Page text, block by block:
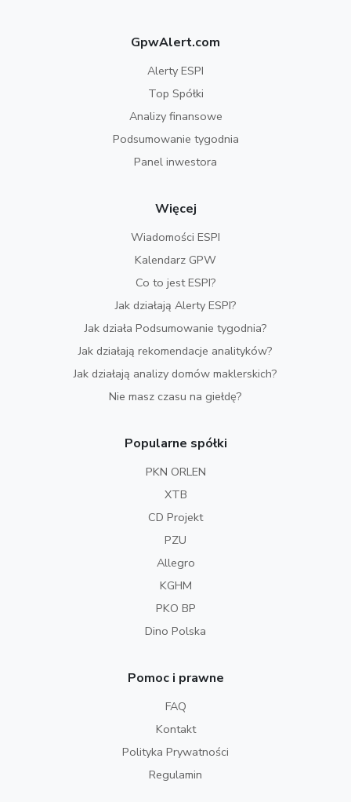
GpwAlert.com
Alerty ESPI
Top Spółki
Analizy finansowe
Podsumowanie tygodnia
Panel inwestora
Więcej
Wiadomości ESPI
Kalendarz GPW
Co to jest ESPI?
Jak działają Alerty ESPI?
Jak działa Podsumowanie tygodnia?
Jak działają rekomendacje analityków?
Jak działają analizy domów maklerskich?
Nie masz czasu na giełdę?
Popularne spółki
PKN ORLEN
XTB
CD Projekt
PZU
Allegro
KGHM
PKO BP
Dino Polska
Pomoc i prawne
FAQ
Kontakt
Polityka Prywatności
Regulamin